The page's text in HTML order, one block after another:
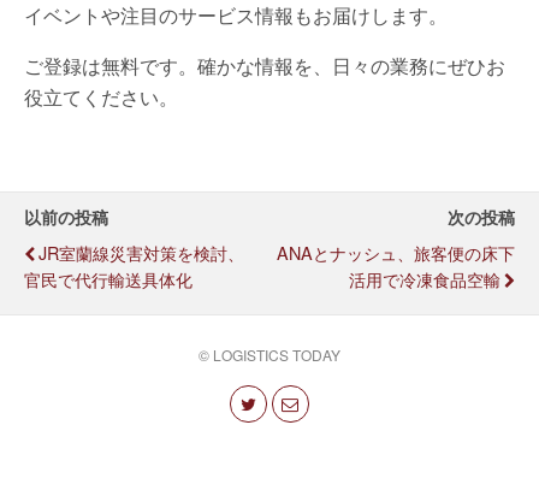
イベントや注目のサービス情報もお届けします。
ご登録は無料です。確かな情報を、日々の業務にぜひお
役立てください。
以前の投稿
JR室蘭線災害対策を検討、
官民で代行輸送具体化
次の投稿
ANAとナッシュ、旅客便の床下
活用で冷凍食品空輸
© LOGISTICS TODAY